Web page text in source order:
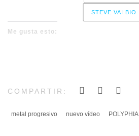
STEVE VAI BIO
Me gusta esto:
COMPARTIR:
metal progresivo nuevo vídeo POLYPHIA